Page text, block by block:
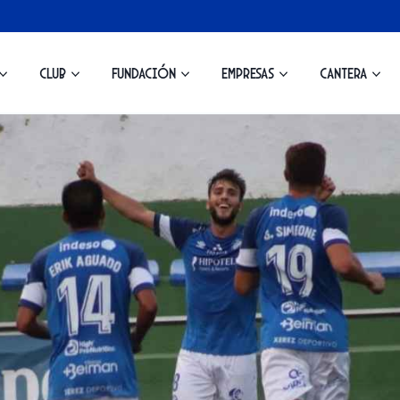
Club Fundación Empresas Cantera